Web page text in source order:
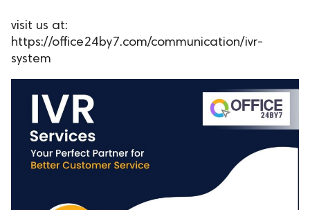
visit us at:
https://office24by7.com/communication/ivr-
system